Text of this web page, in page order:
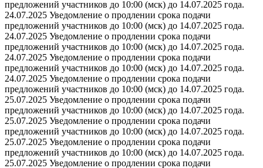
предложений участников до 10:00 (мск) до 14.07.2025 года.
24.07.2025 Уведомление о продлении срока подачи
предложений участников до 10:00 (мск) до 14.07.2025 года.
24.07.2025 Уведомление о продлении срока подачи
предложений участников до 10:00 (мск) до 14.07.2025 года.
24.07.2025 Уведомление о продлении срока подачи
предложений участников до 10:00 (мск) до 14.07.2025 года.
24.07.2025 Уведомление о продлении срока подачи
предложений участников до 10:00 (мск) до 14.07.2025 года.
25.07.2025 Уведомление о продлении срока подачи
предложений участников до 10:00 (мск) до 14.07.2025 года.
25.07.2025 Уведомление о продлении срока подачи
предложений участников до 10:00 (мск) до 14.07.2025 года.
25.07.2025 Уведомление о продлении срока подачи
предложений участников до 10:00 (мск) до 14.07.2025 года.
25.07.2025 Уведомление о продлении срока подачи